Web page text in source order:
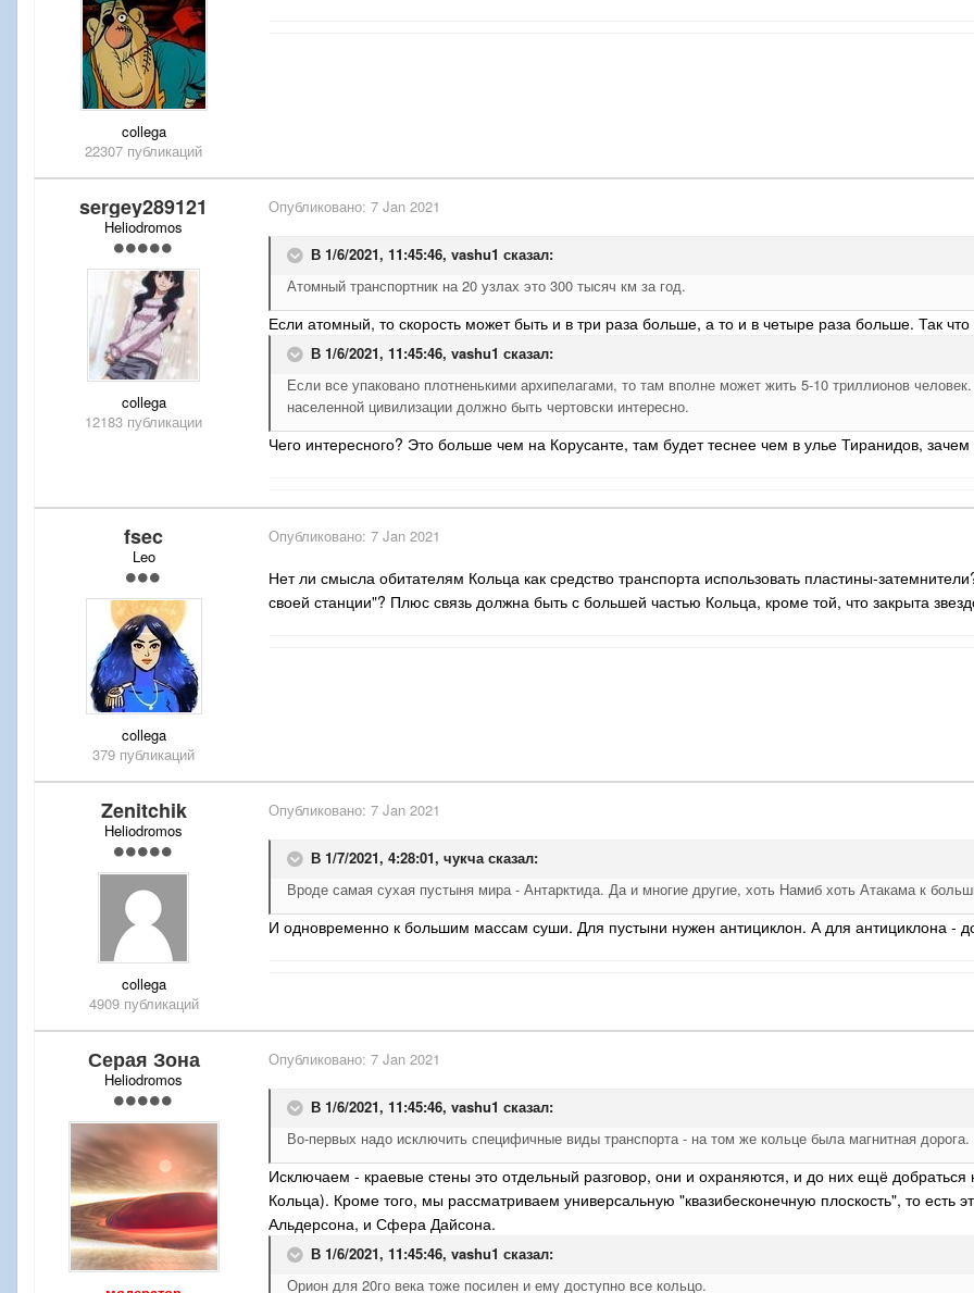
collega
22307 публикаций
sergey289121
Heliodromos
collega
12183 публикации
Опубликовано: 7 Jan 2021
В 1/6/2021, 11:45:46, vashu1 сказал:
Атомный транспортник на 20 узлах это 300 тысяч км за год.
Если атомный, то скорость может быть и в три раза больше, а то и в четыре раза больше. Так
В 1/6/2021, 11:45:46, vashu1 сказал:
Если все упаковано плотненькими архипелагами, то там вполне может жить 5-10 триллионов
населенной цивилизации должно быть чертовски интересно.
Чего интересного? Это больше чем на Корусанте, там будет теснее чем в улье Тиранидов, зачем
fsec
Leo
collega
379 публикаций
Опубликовано: 7 Jan 2021
Нет ли смысла обитателям Кольца как средство транспорта использовать пластины-
своей станции"? Плюс связь должна быть с большей частью Кольца, кроме той, что закрыта
Zenitchik
Heliodromos
collega
4909 публикаций
Опубликовано: 7 Jan 2021
В 1/7/2021, 4:28:01, чукчасказал:
Вроде самая сухая пустыня мира - Антарктида. Да и многие другие, хоть Намиб хоть Атакама к
И одновременно к большим массам суши. Для пустыни нужен антициклон. А для антициклона -
Серая Зона
Heliodromos
Опубликовано: 7 Jan 2021
В 1/6/2021, 11:45:46, vashu1 сказал:
Во-первых надо исключить специфичные виды транспорта - на том же кольце была магнитная дорога.
Исключаем - краевые стены это отдельный разговор, они и охраняются, и до них ещё
Кольца). Кроме того, мы рассматриваем универсальную "квазибесконечную плоскость", то есть
Альдерсона, и Сфера Дайсона.
В 1/6/2021, 11:45:46, vashu1 сказал:
Орион для 20го века тоже посилен и ему доступно все кольцо.